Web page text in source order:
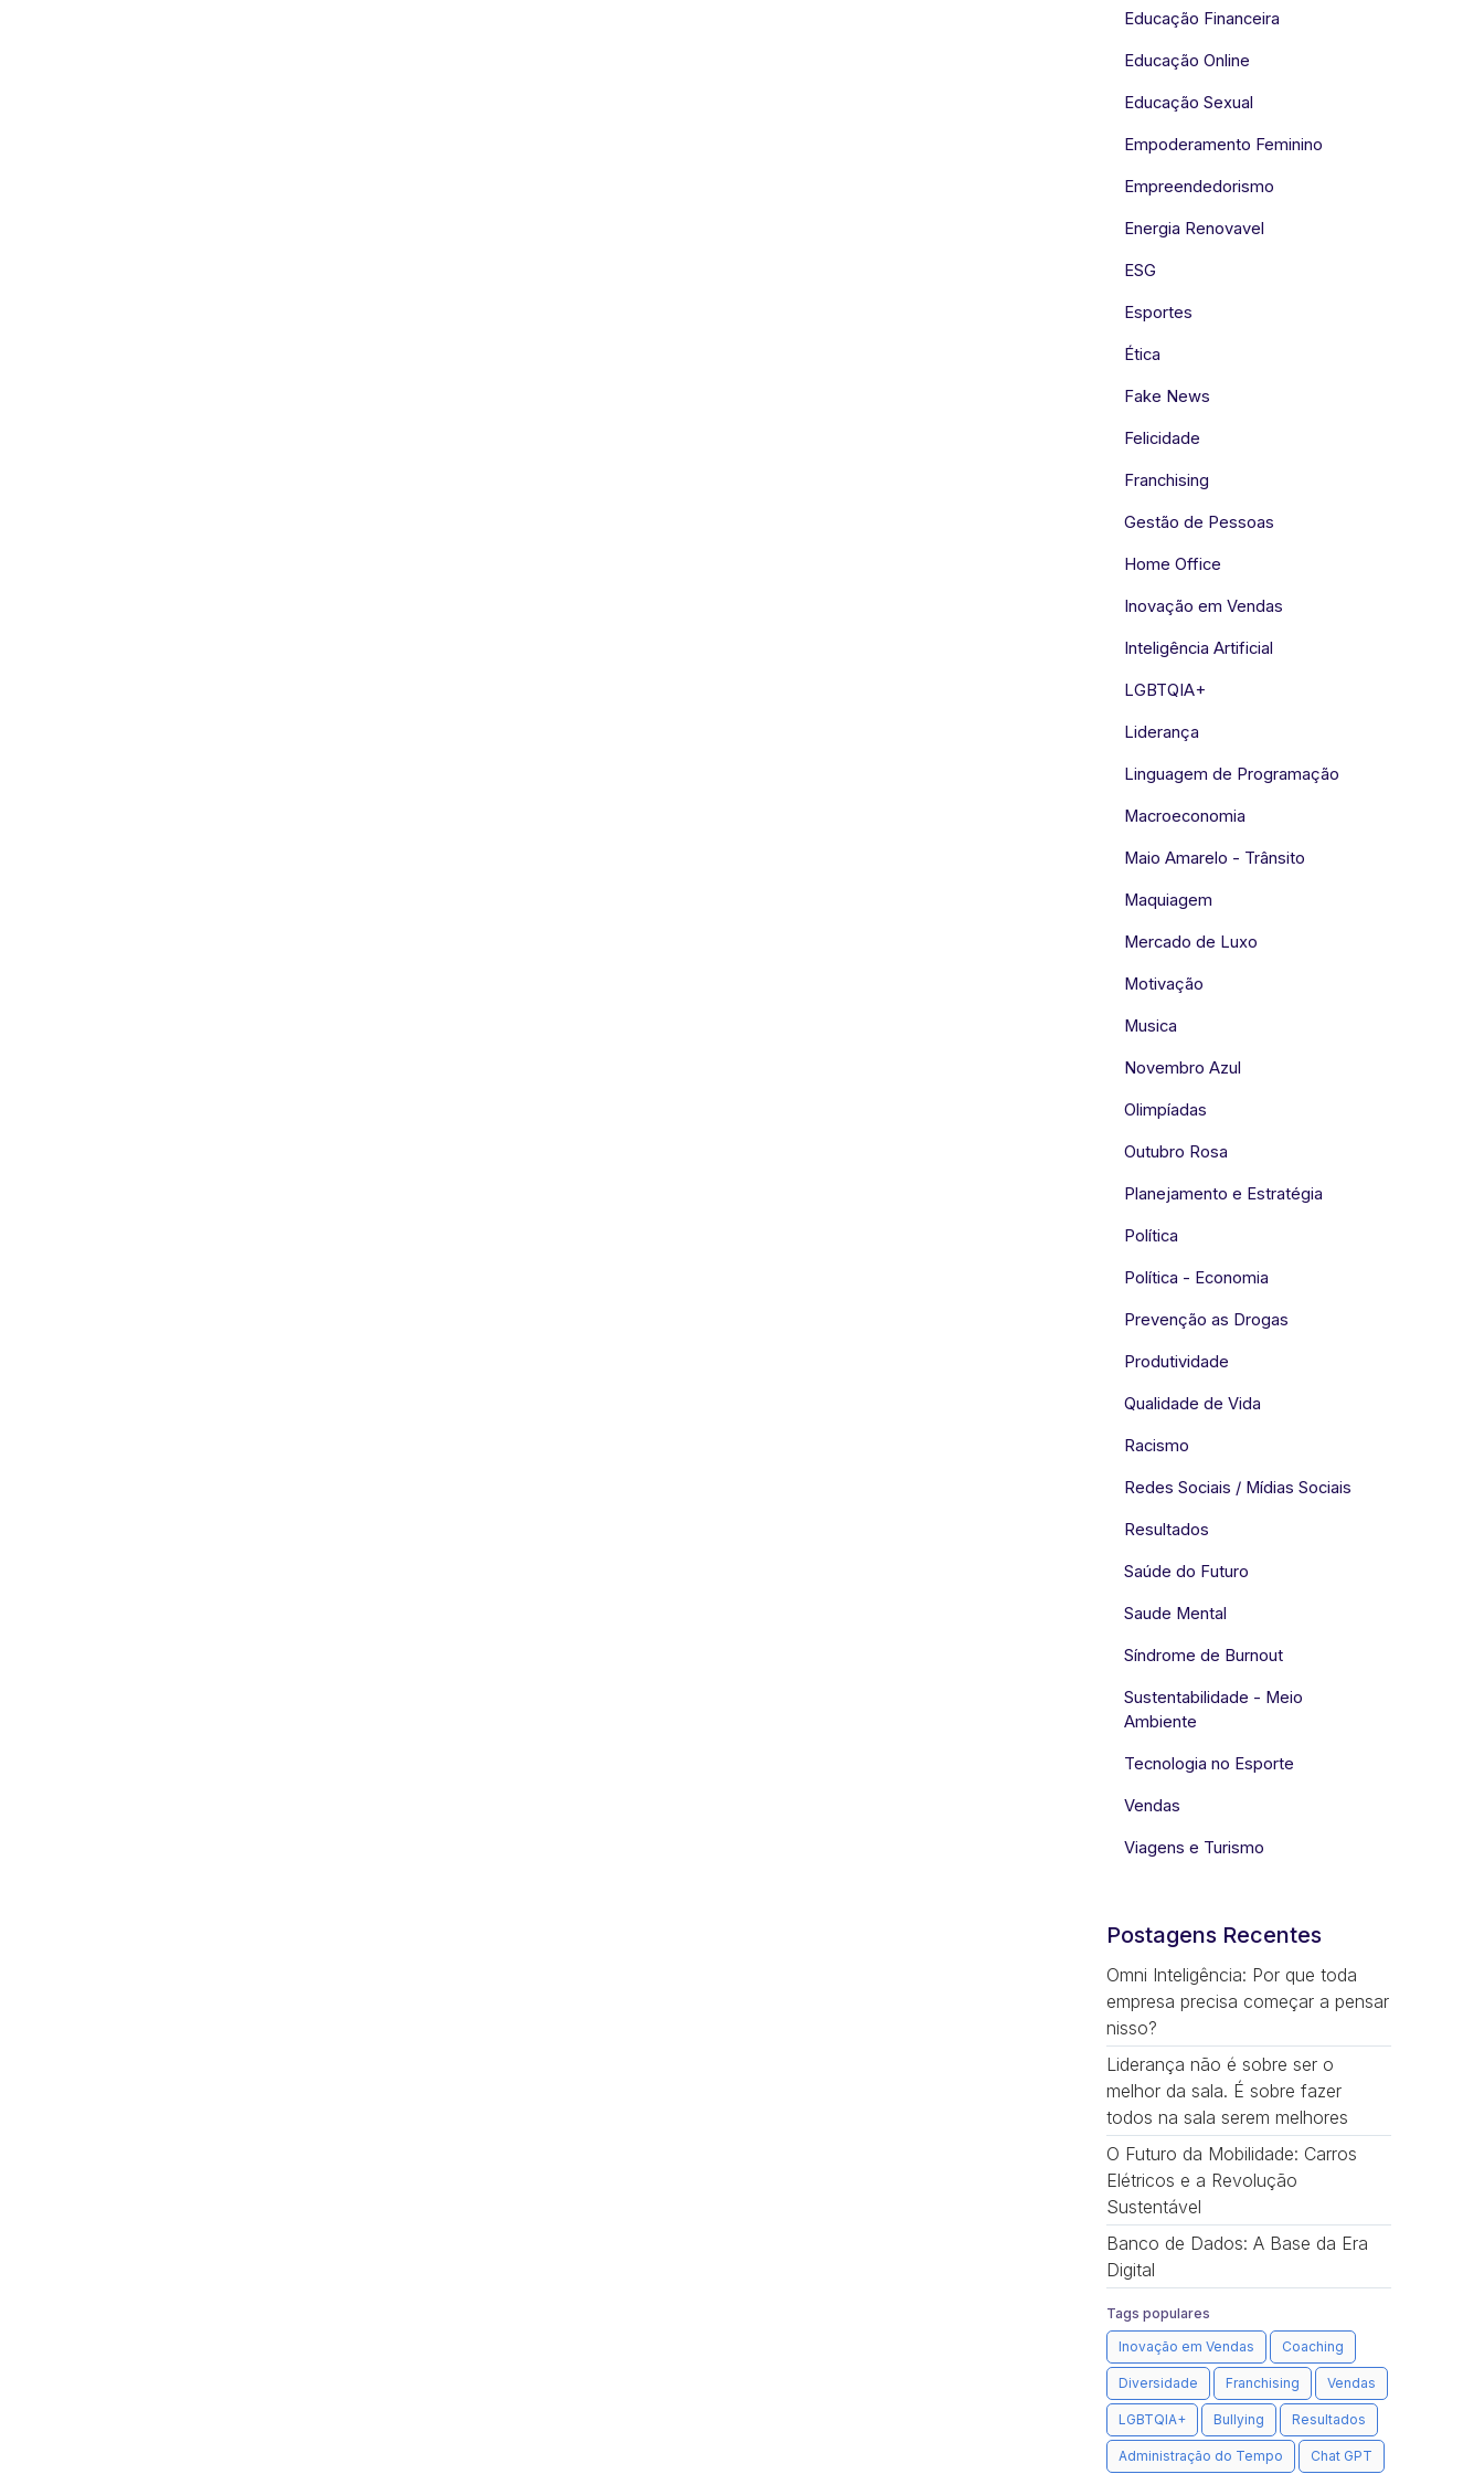
Educação Financeira
Educação Online
Educação Sexual
Empoderamento Feminino
Empreendedorismo
Energia Renovavel
ESG
Esportes
Ética
Fake News
Felicidade
Franchising
Gestão de Pessoas
Home Office
Inovação em Vendas
Inteligência Artificial
LGBTQIA+
Liderança
Linguagem de Programação
Macroeconomia
Maio Amarelo - Trânsito
Maquiagem
Mercado de Luxo
Motivação
Musica
Novembro Azul
Olimpíadas
Outubro Rosa
Planejamento e Estratégia
Política
Política - Economia
Prevenção as Drogas
Produtividade
Qualidade de Vida
Racismo
Redes Sociais / Mídias Sociais
Resultados
Saúde do Futuro
Saude Mental
Síndrome de Burnout
Sustentabilidade - Meio
Ambiente
Tecnologia no Esporte
Vendas
Viagens e Turismo
Postagens Recentes
Omni Inteligência: Por que toda
empresa precisa começar a pensar
nisso?
Liderança não é sobre ser o
melhor da sala. É sobre fazer
todos na sala serem melhores
O Futuro da Mobilidade: Carros
Elétricos e a Revolução
Sustentável
Banco de Dados: A Base da Era
Digital
Tags populares
Inovação em Vendas
Coaching
Diversidade Franchising Vendas
LGBTQIA+ Bullying Resultados
Administração do Tempo Chat GPT